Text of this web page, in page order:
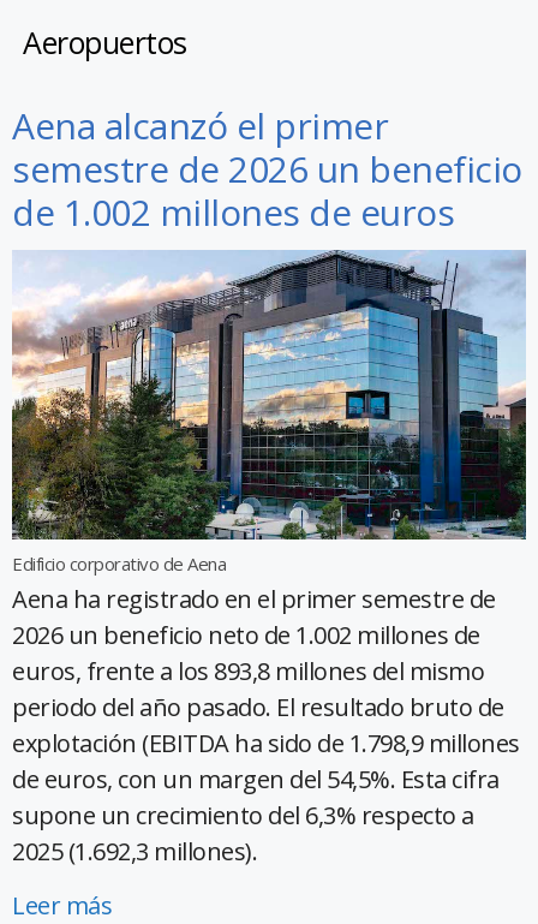
Aeropuertos
Aena alcanzó el primer
semestre de 2026 un beneficio
de 1.002 millones de euros
Edificio corporativo de Aena
Aena ha registrado en el primer semestre de
2026 un beneficio neto de 1.002 millones de
euros, frente a los 893,8 millones del mismo
periodo del año pasado. El resultado bruto de
explotación (EBITDA ha sido de 1.798,9 millones
de euros, con un margen del 54,5%. Esta cifra
supone un crecimiento del 6,3% respecto a
2025 (1.692,3 millones).
Leer más